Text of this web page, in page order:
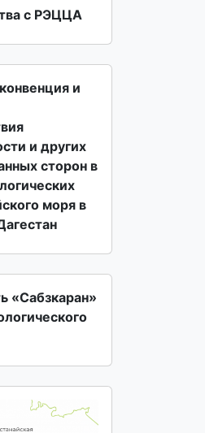
с РЭЦЦА
и
и других
сторон в
моря в
«Сабзкаран»